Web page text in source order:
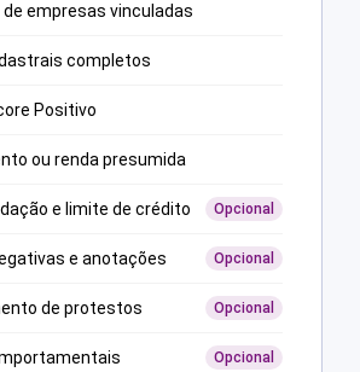
de empresas vinculadas
completos
Positivo
ou renda presumida
e limite de crédito Opcional
e anotações Opcional
de protestos Opcional
Opcional